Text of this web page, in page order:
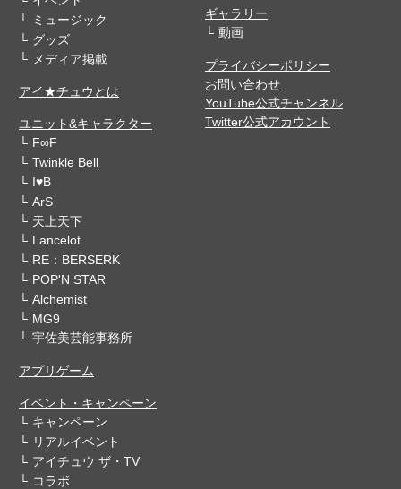
ミュージック
グッズ
メディア掲載
アイ★チュウとは
ユニット&キャラクター
F∞F
Twinkle Bell
I♥B
ArS
天上天下
Lancelot
RE：BERSERK
POP'N STAR
Alchemist
MG9
宇佐美芸能事務所
アプリゲーム
イベント・キャンペーン
キャンペーン
リアルイベント
アイチュウ ザ・TV
コラボ
ギャラリー
動画
プライバシーポリシー
お問い合わせ
YouTube公式チャンネル
Twitter公式アカウント